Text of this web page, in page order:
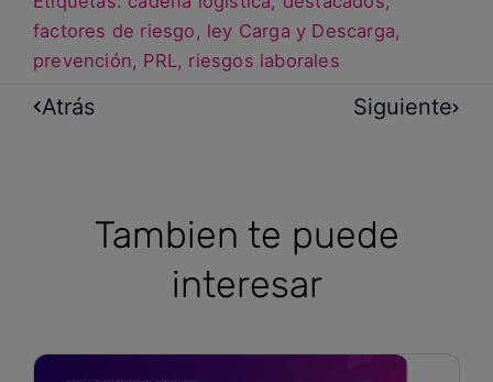
factores de riesgo , ley Carga y Descarga,
prevención, PRL, riesgos laborales
Atrás Siguiente
Tambien te puede
interesar